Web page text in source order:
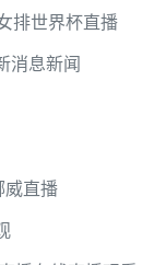
排世界杯直播
消息新闻
威直播